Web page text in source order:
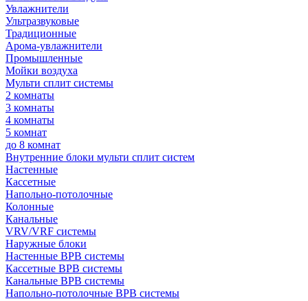
Увлажнители
Ультразвуковые
Традиционные
Арома-увлажнители
Промышленные
Мойки воздуха
Мульти сплит системы
2 комнаты
3 комнаты
4 комнаты
5 комнат
до 8 комнат
Внутренние блоки мульти сплит систем
Настенные
Кассетные
Напольно-потолочные
Колонные
Канальные
VRV/VRF системы
Наружные блоки
Настенные ВРВ системы
Кассетные ВРВ системы
Канальные ВРВ системы
Напольно-потолочные ВРВ системы